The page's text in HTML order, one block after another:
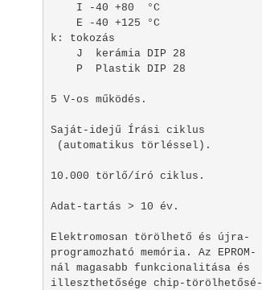
    I -40 +80  °C
    E -40 +125 °C
k: tokozás
    J  kerámia DIP 28
    P  Plastik DIP 28
5 V-os működés.
Saját-idejű Írási ciklus
(automatikus törléssel).
10.000 törlő/író ciklus.
Adat-tartás > 10 év.
Elektromosan törölhető és újra-
programozható memória. Az EPROM-
nál magasabb funkcionalitása és
illeszthetősége chip-törölhetősé-